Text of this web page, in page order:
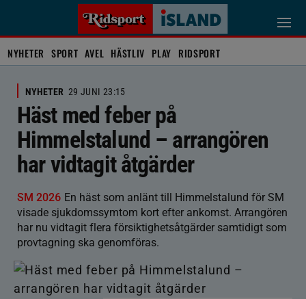
NYHETER SPORT AVEL HÄSTLIV PLAY RIDSPORT
NYHETER 29 JUNI 23:15
Häst med feber på
Himmelstalund – arrangören
har vidtagit åtgärder
SM 2026 En häst som anlänt till Himmelstalund för SM
visade sjukdomssymtom kort efter ankomst. Arrangören
har nu vidtagit flera försiktighetsåtgärder samtidigt som
provtagning ska genomföras.